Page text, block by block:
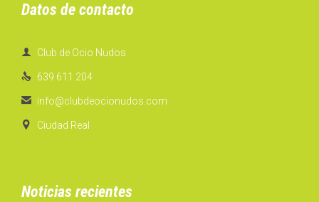
Datos de contacto
 Club de Ocio Nudos
 639 611 204
 info@clubdeocionudos.com
 Ciudad Real
Noticias recientes